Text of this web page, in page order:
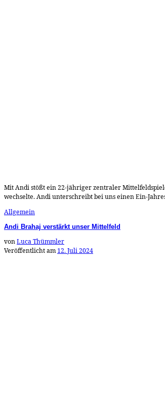
Mit Andi stößt ein 22-jähriger zentraler
wechselte. Andi unterschreibt bei uns einen Ein-
Allgemein
Andi Brahaj verstärkt unser Mittelfeld
vonLuca Thümmler
Veröffentlicht am12. Juli 2024